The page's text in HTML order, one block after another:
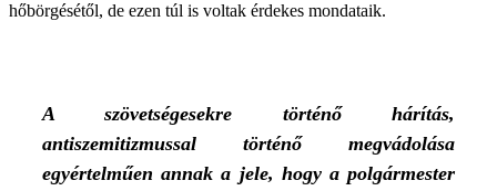
hőbörgésétől, de ezen túl is voltak érdekes mondataik.
A szövetségesekre történő hárítás,
antiszemitizmussal történő megvádolása
egyértelműen annak a jele, hogy a polgármester